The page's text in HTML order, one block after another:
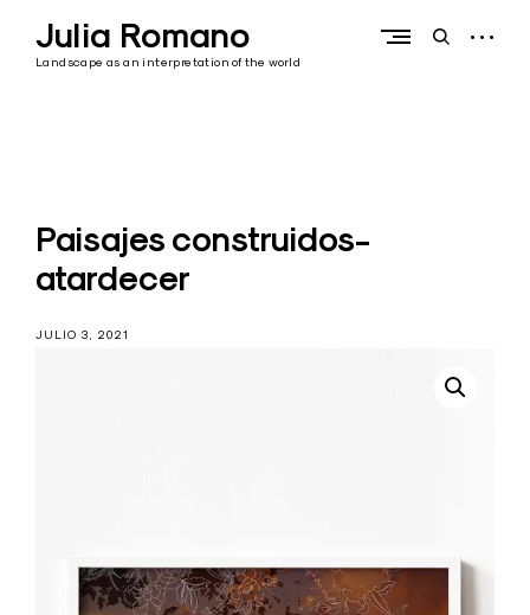
contentJulia Romano
Landscape as an interpretation of the world
openopen
Paisajes construidos-
atardecer
JULIO 3, 2021